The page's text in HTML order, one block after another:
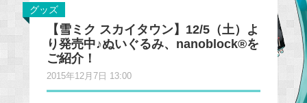
グッズ
【雪ミク スカイタウン】12/5（土）よ
り発売中♪ぬいぐるみ、nanoblock®を
ご紹介！
2015年12月7日 13:00